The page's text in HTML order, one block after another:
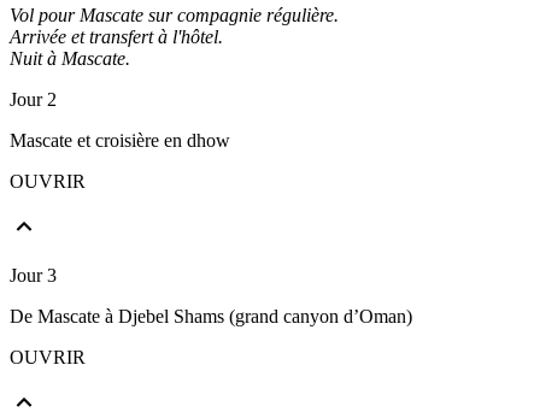
Vol pour Mascate sur compagnie régulière.
Arrivée et transfert à l'hôtel.
Nuit à Mascate.
Jour 2
Mascate et croisière en dhow
OUVRIR
Jour 3
De Mascate à Djebel Shams (grand canyon d’Oman)
OUVRIR